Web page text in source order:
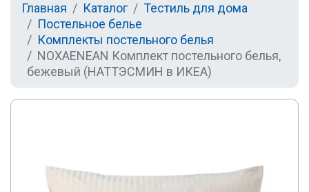
Главная Каталог
Тестиль для дома
Постельное белье
Комплекты постельного белья
NOXAENEAN Комплект постельного белья,
бежевый (НАТТЭСМИН в ИКЕА)